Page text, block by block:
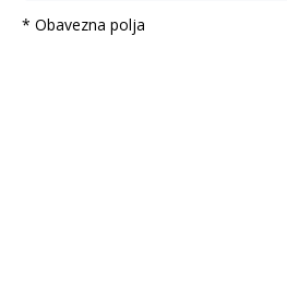
* Obavezna polja